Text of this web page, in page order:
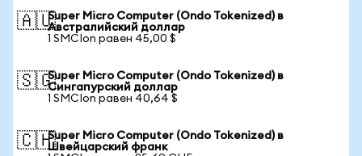
🇦🇺Super Micro Computer (Ondo Tokenized) в
Австралийский доллар
1 SMCIon равен 45,00 $
🇸🇬Super Micro Computer (Ondo Tokenized) в
Сингапурский доллар
1 SMCIon равен 40,64 $
🇨🇭Super Micro Computer (Ondo Tokenized) в
Швейцарский франк